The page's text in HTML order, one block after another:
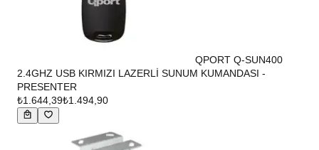
QPORT Q-SUN400
2.4GHZ USB KIRMIZI LAZERLİ SUNUM KUMANDASI -
PRESENTER
₺1.644,39₺1.494,90